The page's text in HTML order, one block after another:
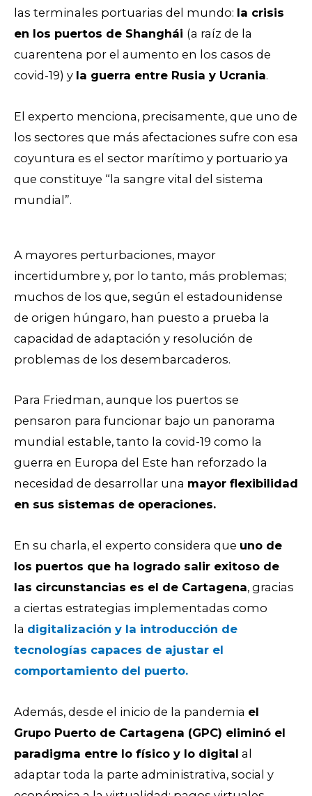
las terminales portuarias del mundo: la crisis
en los puertos de Shanghái (a raíz de la
cuarentena por el aumento en los casos de
covid-19) y la guerra entre Rusia y Ucrania.
El experto menciona, precisamente, que uno de
los sectores que más afectaciones sufre con esa
coyuntura es el sector marítimo y portuario ya
que constituye “la sangre vital del sistema
mundial”.
A mayores perturbaciones, mayor
incertidumbre y, por lo tanto, más problemas;
muchos de los que, según el estadounidense
de origen húngaro, han puesto a prueba la
capacidad de adaptación y resolución de
problemas de los desembarcaderos.
Para Friedman, aunque los puertos se
pensaron para funcionar bajo un panorama
mundial estable, tanto la covid-19 como la
guerra en Europa del Este han reforzado la
necesidad de desarrollar una mayor flexibilidad
en sus sistemas de operaciones.
En su charla, el experto considera que uno de
los puertos que ha logrado salir exitoso de
las circunstancias es el de Cartagena, gracias
a ciertas estrategias implementadas como
la digitalización y la introducción de
tecnologías capaces de ajustar el
comportamiento del puerto.
Además, desde el inicio de la pandemia el
Grupo Puerto de Cartagena (GPC) eliminó el
paradigma entre lo físico y lo digital al
adaptar toda la parte administrativa, social y